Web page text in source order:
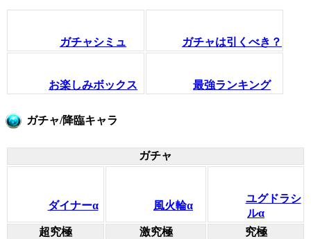
ガチャシミュ ガチャは引くべき？
お楽しみボックス 最強ランキング
ガチャ/降臨キャラ
ガチャ
ダイナーα 風火輪α
ユグドラシ
ルα
超究極
激究極 究極